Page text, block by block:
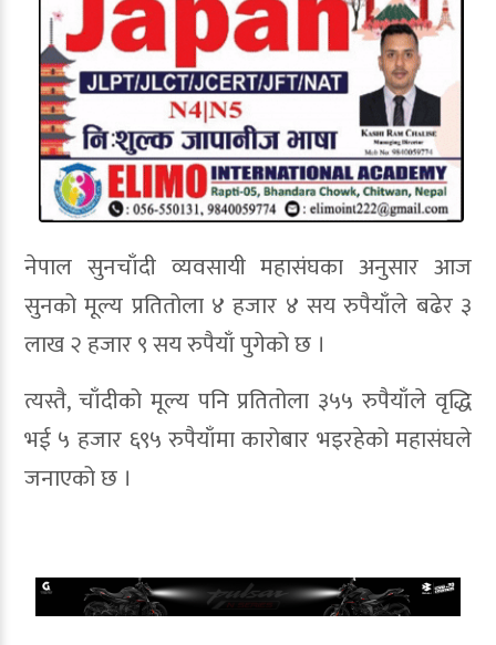
नेपाल सुनचाँदी व्यवसायी महासंघका अनुसार आज
सुनको मूल्य प्रतितोला ४ हजार ४ सय रुपैयाँले बढेर ३
लाख २ हजार ९ सय रुपैयाँ पुगेको छ ।
त्यस्तै, चाँदीको मूल्य पनि प्रतितोला ३५५ रुपैयाँले वृद्धि
भई ५ हजार ६९५ रुपैयाँमा कारोबार भइरहेको महासंघले
जनाएको छ ।